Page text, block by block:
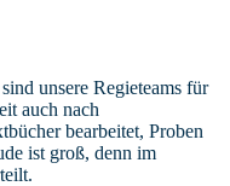
unsere Regieteams für
auch nach
bearbeitet, Proben
ist groß, denn im